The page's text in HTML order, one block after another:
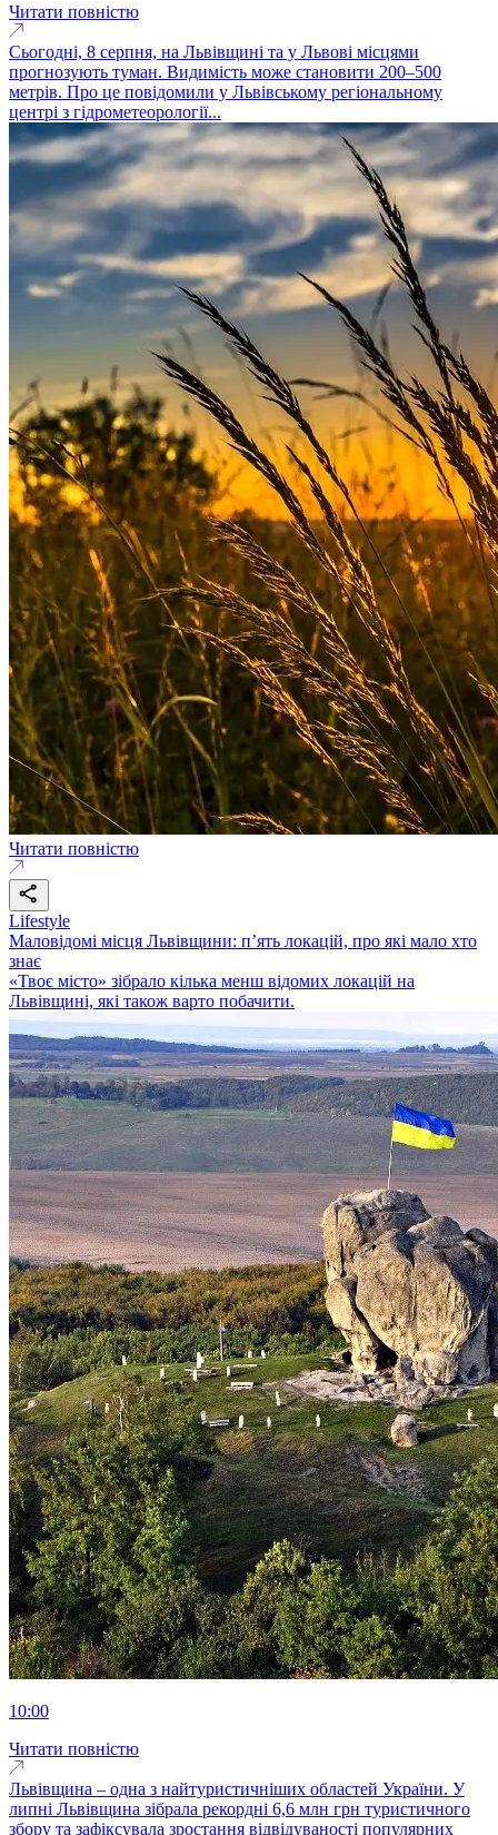
Читати повністю
Сьогодні, 8 серпня, на Львівщині та у Львові місцями
прогнозують туман. Видимість може становити 200–500
метрів. Про це повідомили у Львівському регіональному
центрі з гідрометеорології...
Читати повністю
Lifestyle
Маловідомі місця Львівщини: п’ять локацій, про які мало хто
знає
«Твоє місто» зібрало кілька менш відомих локацій на
Львівщині, які також варто побачити.
10:00
Читати повністю
Львівщина – одна з найтуристичніших областей України. У
липні Львівщина зібрала рекордні 6,6 млн грн туристичного
збору та зафіксувала зростання відвідуваності популярних